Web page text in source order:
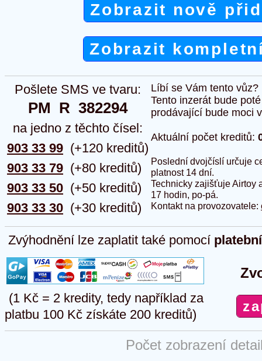
Zobrazit nově
Zobrazit
Pošlete SMS ve tvaru:
PM  R  382294
na jedno z těchto čísel:
903 33 99
903 33 79
903 33 50
903 33 30
(+120 kreditů)
(+80 kreditů)
(+50 kreditů)
(+30 kreditů)
Líbí se Vám tento
Tento inzerát bude
prodávající bude moci
Aktuální počet kreditů:
Poslední dvojčíslí určuje
platnost 14 dní.
Technicky zajišťuje Airtoy
17 hodin, po-pá.
Kontakt na provozovatele:
Zvýhodnění lze zaplatit také pomocí
(1 Kč = 2 kredity, tedy například za
platbu 100 Kč získáte 200 kreditů)
Počet zobrazení